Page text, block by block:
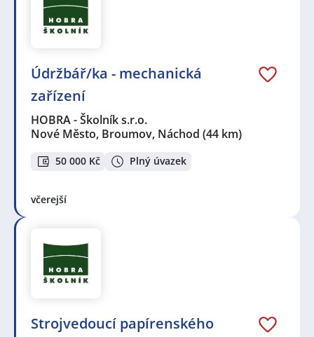
Údržbář/ka - mechanická
zařízení
HOBRA - Školník s.r.o.
Nové Město, Broumov, Náchod (44 km)
50 000 Kč Plný úvazek
včerejší
Strojvedoucí papírenského